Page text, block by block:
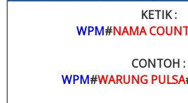
KETIK :
WPM#NAMA
CONTOH :
WPM#WARUNG PULSA